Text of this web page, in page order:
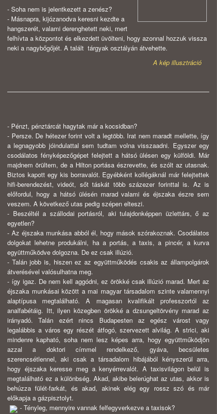
- Soha nem is jelentkezett a zenész?
- Másnapra, kijózanodva keresni kezdte a
hangszerét, valami derenghetett neki, mert
felhívta a központot és elkezdett üvölteni, hogy azonnal hozzuk vissza
neki a nagybőgőjét. A talált tárgyak osztályán átvehette.
A kép illusztráció
- Pénzt, pénztárcát hagytak már a kocsidban?
- Persze. De hétezer forint volt a legtöbb. Irat nem maradt mellette, így
a legnagyobb jóindulattal sem tudtam volna visszaadni. Egyszer egy
csodálatos fényképezőgépet felejtett a hátsó ülésen egy külföldi. Már
majdnem örültem, de a Hilton portása észrevette, és szólt az utasnak.
Biztos kapott egy kis borravalót. Egyébként kollégáknál már felejtettek
hifi-berendezést, videót, sőt táskát több százezer forinttal is. Az is
előfordul, hogy a hátsó ülésén marad valami és éjszaka észre sem
veszem. A következő utas pedig szépen elteszi.
- Beszéltél a szállodai portásról, aki tulajdonképpen üzlettárs, ő az
egyetlen?
- Az éjszaka munkása abból él, hogy mások szórakoznak. Csodálatos
dolgokat lehetne produkálni, ha a portás, a taxis, a pincér, a kurva
együttműködve dolgozna. De ez csak illúzió.
- Talán jobb is, hiszen ez az együttműködés csakis az állampolgárok
átverésével valósulhatna meg.
- így igaz. De nem kell aggódni, ez örökké csak illúzió marad. Mert az
éjszaka munkásai között a mai magyar társadalom szinte valamennyi
alaptípusa megtalálható. A magasan kvalifikált professzortól az
analfabétáig. Itt, ilyen közegben örökké a dzsungeltörvény marad az
irányadó. Talán ezért nincs Budapesten az egész várost vagy
legalábbis a város egy részét átfogó, szervezett alvilág. A strici, aki
mindenre kapható, soha nem lesz képes arra, hogy együttműködjön
azzal a doktori címmel rendelkező, gyáva, becsületes
szerencsétlennel, aki csak a társadalom hibájából kényszerül arra,
hogy éjszaka keresse meg a kenyérrevalót. A taxisvilágon belül is
megtalálható ez a különbség. Akad, akibe belerúghat az utas, akkor is
behúzza fülét-farkát, és akad, akinek elég egy rossz szó és már
előkapja a gázpisztolyt.
- Tényleg, mennyire vannak felfegyverkezve a taxisok?